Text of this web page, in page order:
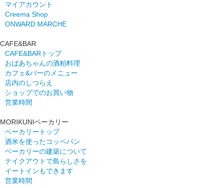
マイアカウント
Creema Shop
ONWARD MARCHE
CAFE&BAR
CAFE&BARトップ
おばあちゃんの酒粕料理
カフェ&バーのメニュー
店内のしつらえ
ショップでのお買い物
営業時間
MORIKUNIベーカリー
ベーカリートップ
酒米を使ったコッペパン
ベーカリーの建築について
テイクアウトで島らしさを
イートインもできます
営業時間